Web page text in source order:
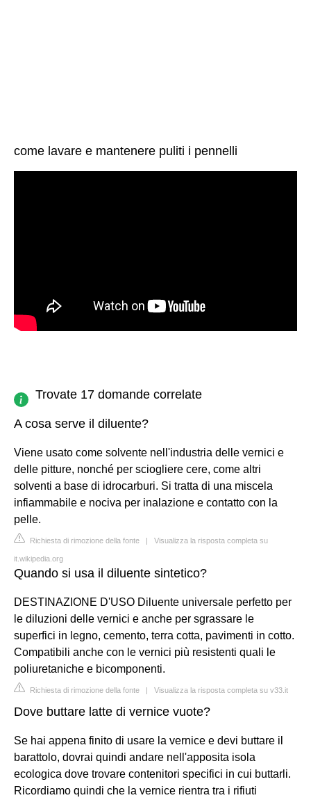
come lavare e mantenere puliti i pennelli
Trovate 17 domande correlate
A cosa serve il diluente?
Viene usato come solvente nell'industria delle vernici e
delle pitture, nonché per sciogliere cere, come altri
solventi a base di idrocarburi. Si tratta di una miscela
infiammabile e nociva per inalazione e contatto con la
pelle.
Richiesta di rimozione della fonte | Visualizza la risposta completa su
it.wikipedia.org
Quando si usa il diluente sintetico?
DESTINAZIONE D'USO Diluente universale perfetto per
le diluzioni delle vernici e anche per sgrassare le
superfici in legno, cemento, terra cotta, pavimenti in cotto.
Compatibili anche con le vernici più resistenti quali le
poliuretaniche e bicomponenti.
Richiesta di rimozione della fonte | Visualizza la risposta completa su v33.it
Dove buttare latte di vernice vuote?
Se hai appena finito di usare la vernice e devi buttare il
barattolo, dovrai quindi andare nell'apposita isola
ecologica dove trovare contenitori specifici in cui buttarli.
Ricordiamo quindi che la vernice rientra tra i rifiuti